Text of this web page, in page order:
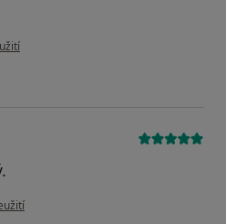
Jitka
uživatele Pacient